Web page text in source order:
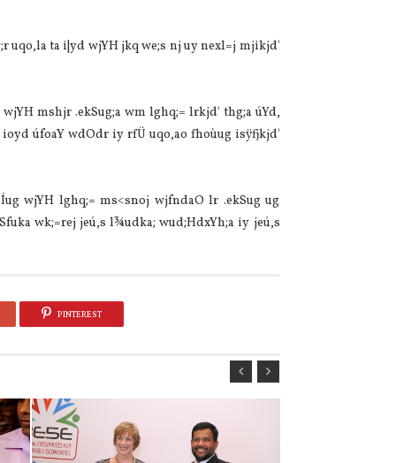
uqo,la ta i|yd wjYH jkq we;s nj uy nexl=j mjikjd'
mshjr .ekSug;a wm lghq;= lrkjd' thg;a úYd,
úfoaY wdOdr iy rfÜ uqo,ao fhoùug isÿfjkjd'
wjYH lghq;= ms<snoj wjfndaO lr .ekSug ug
wk;=rej jeú,s l¾udka; wud;HdxYh;a iy jeú,s
PINTEREST